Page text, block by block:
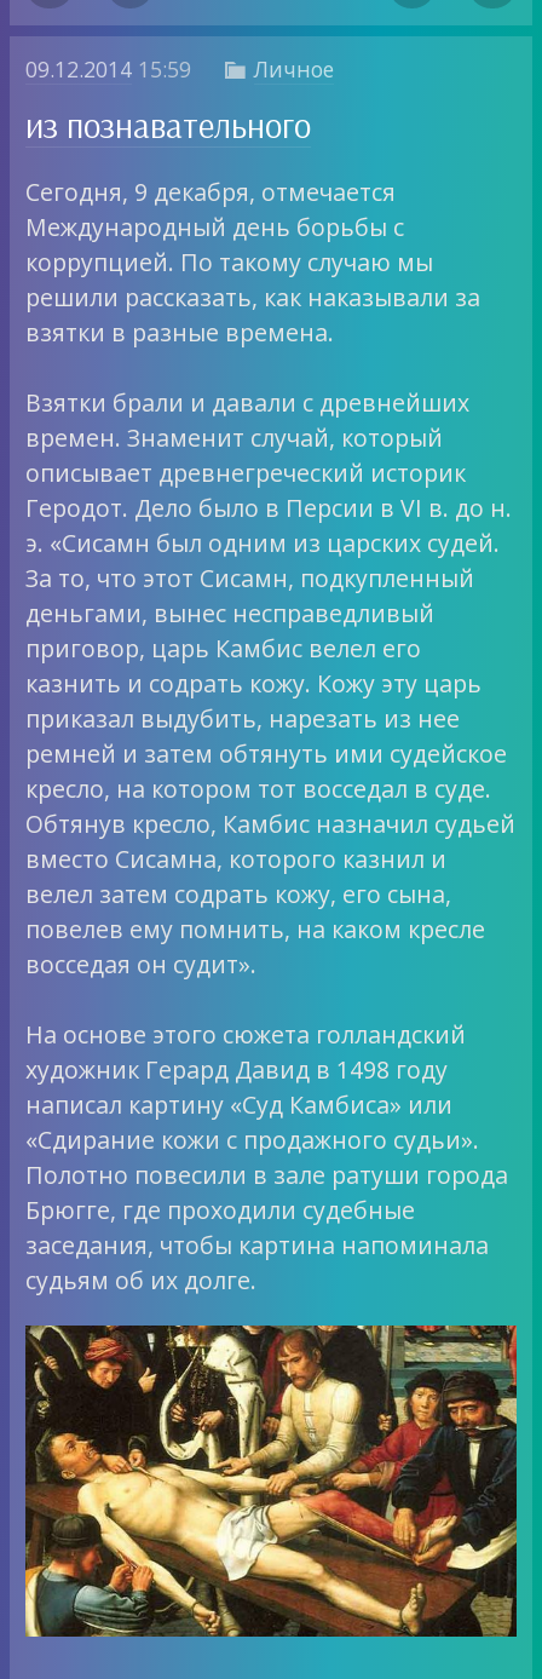
09.12.2014 15:59  Личное
из познавательного
Сегодня, 9 декабря, отмечается
Международный день борьбы с
коррупцией. По такому случаю мы
решили рассказать, как наказывали за
взятки в разные времена.
Взятки брали и давали с древнейших
времен. Знаменит случай, который
описывает древнегреческий историк
Геродот. Дело было в Персии в VI в. до н.
э. «Сисамн был одним из царских судей.
За то, что этот Сисамн, подкупленный
деньгами, вынес несправедливый
приговор, царь Камбис велел его
казнить и содрать кожу. Кожу эту царь
приказал выдубить, нарезать из нее
ремней и затем обтянуть ими судейское
кресло, на котором тот восседал в суде.
Обтянув кресло, Камбис назначил судьей
вместо Сисамна, которого казнил и
велел затем содрать кожу, его сына,
повелев ему помнить, на каком кресле
восседая он судит».
На основе этого сюжета голландский
художник Герард Давид в 1498 году
написал картину «Суд Камбиса» или
«Сдирание кожи с продажного судьи».
Полотно повесили в зале ратуши города
Брюгге, где проходили судебные
заседания, чтобы картина напоминала
судьям об их долге.